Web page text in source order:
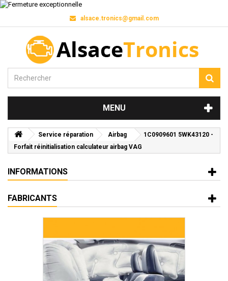
alsace.tronics@gmail.com
MENU
Service réparation Airbag
1C0909601 5WK43120 -
Forfait réinitialisation calculateur airbag VAG
INFORMATIONS
FABRICANTS